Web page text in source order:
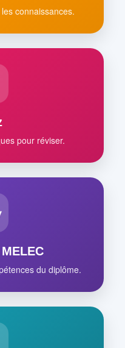
connaissances.
pour réviser.
du diplôme.